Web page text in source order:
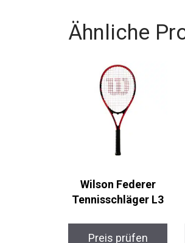
Ähnliche
Wilson Federer
Tennisschläger L3
Preis prüfen